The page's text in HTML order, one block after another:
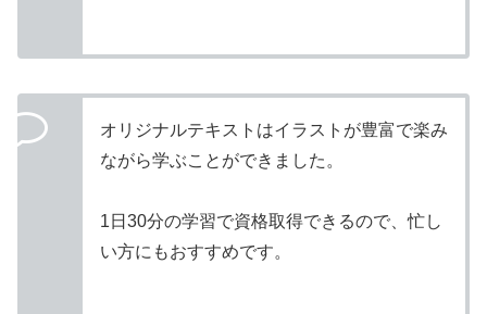
オリジナルテキストはイラストが豊富で楽み
ながら学ぶことができました。
1日30分の学習で資格取得できるので、忙し
い方にもおすすめです。